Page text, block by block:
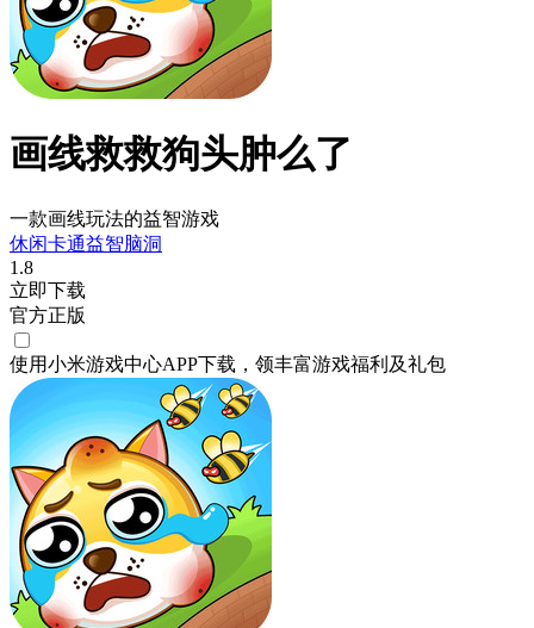
画线救救狗头肿么了
一款画线玩法的益智游戏
休闲卡通益智脑洞
1.8
立即下载
官方正版
使用小米游戏中心APP下载 ，领丰富游戏福利 及礼包